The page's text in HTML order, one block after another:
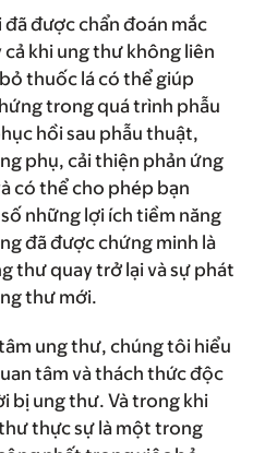
được chẩn đoán mắc
khi ung thư không liên
thuốc lá có thể giúp
trong quá trình phẫu
hồi sau phẫu thuật,
phụ, cải thiện phản ứng
có thể cho phép bạn
những lợi ích tiềm năng
đã được chứng minh là
thư quay trở lại và sự phát
thư mới.
ung thư, chúng tôi hiểu
tâm và thách thức độc
bị ung thư. Và trong khi
thực sự là một trong